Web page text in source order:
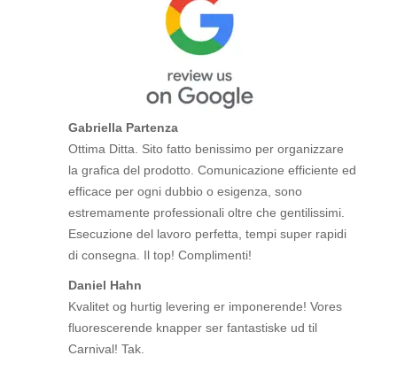
Gabriella Partenza
Ottima Ditta. Sito fatto benissimo per organizzare
la grafica del prodotto. Comunicazione efficiente ed
efficace per ogni dubbio o esigenza, sono
estremamente professionali oltre che gentilissimi.
Esecuzione del lavoro perfetta, tempi super rapidi
di consegna. Il top! Complimenti!
Daniel Hahn
Kvalitet og hurtig levering er imponerende! Vores
fluorescerende knapper ser fantastiske ud til
Carnival! Tak.